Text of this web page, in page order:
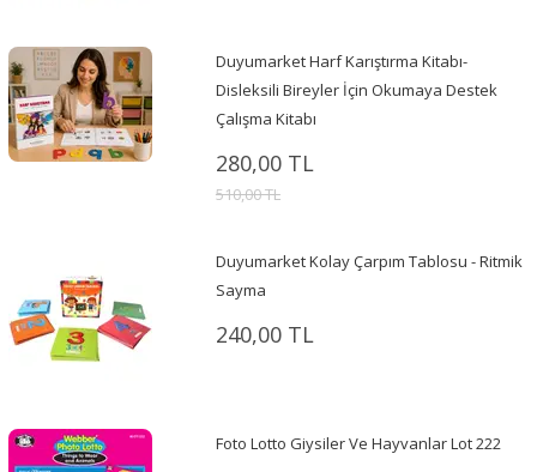
Duyumarket Harf Karıştırma Kitabı-
Disleksili Bireyler İçin Okumaya Destek
Çalışma Kitabı
280,00 TL
510,00 TL
Duyumarket Kolay Çarpım Tablosu - Ritmik
Sayma
240,00 TL
Foto Lotto Giysiler Ve Hayvanlar Lot 222